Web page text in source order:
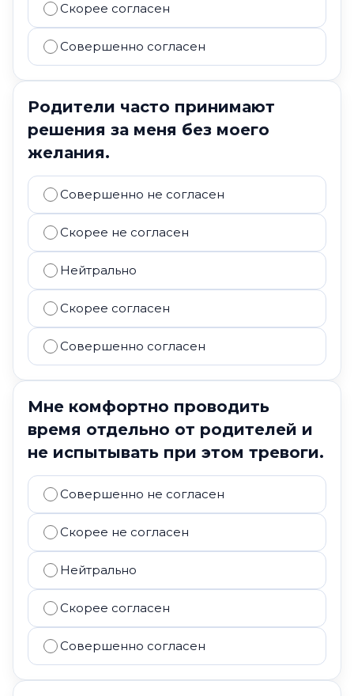
Скорее согласен
Совершенно согласен
Родители часто принимают
решения за меня без моего
желания.
Совершенно не согласен
Скорее не согласен
Нейтрально
Скорее согласен
Совершенно согласен
Мне комфортно проводить
время отдельно от родителей и
не испытывать при этом тревоги.
Совершенно не согласен
Скорее не согласен
Нейтрально
Скорее согласен
Совершенно согласен